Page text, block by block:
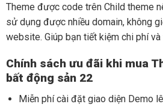
Theme được code trên Child theme
sử dụng được nhiều domain, không
website. Giúp bạn tiết kiệm chi phí
Chính sách ưu đãi khi mua
bất động sản 22
Miễn phí cài đặt giao diện Demo